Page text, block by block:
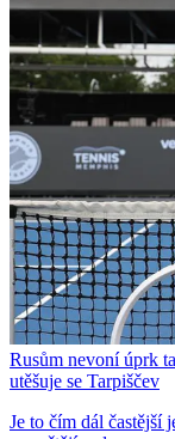
Rusům nevoní úprk
utěšuje se Tarpiščev
Je to čím dál častější